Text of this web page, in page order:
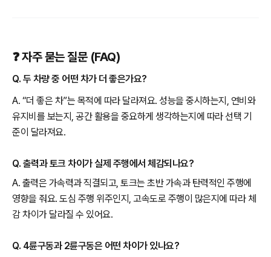
❓ 자주 묻는 질문 (FAQ)
Q. 두 차량 중 어떤 차가 더 좋은가요?
A. “더 좋은 차”는 목적에 따라 달라져요. 성능을 중시하는지, 연비와
유지비를 보는지, 공간 활용을 중요하게 생각하는지에 따라 선택 기
준이 달라져요.
Q. 출력과 토크 차이가 실제 주행에서 체감되나요?
A. 출력은 가속력과 직결되고, 토크는 초반 가속과 탄력적인 주행에
영향을 줘요. 도심 주행 위주인지, 고속도로 주행이 많은지에 따라 체
감 차이가 달라질 수 있어요.
Q. 4륜구동과 2륜구동은 어떤 차이가 있나요?